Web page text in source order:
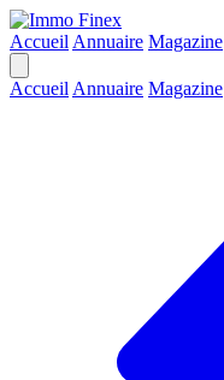
Accueil Annuaire Magazine
Accueil Annuaire Magazine